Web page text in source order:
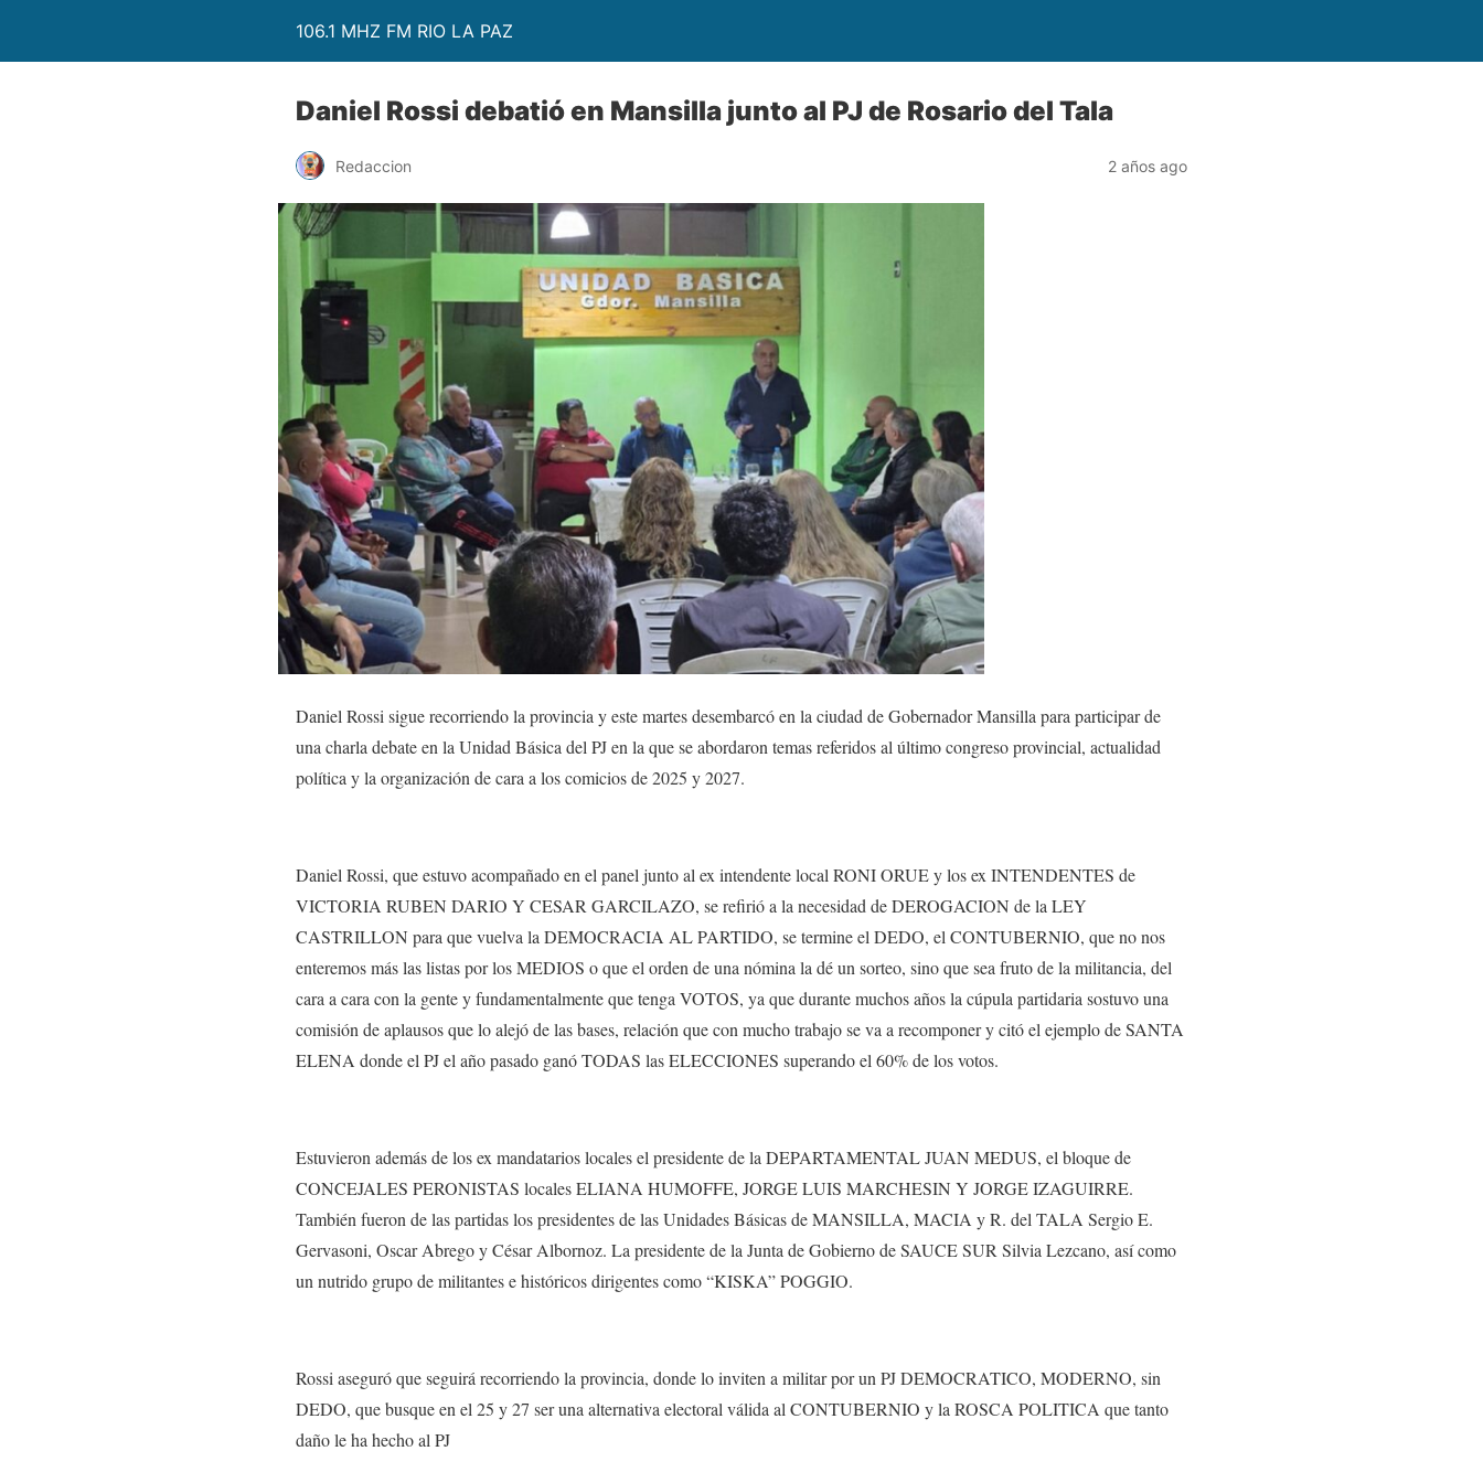
106.1 MHZ FM RIO LA PAZ
Daniel Rossi debatió en Mansilla junto al PJ de Rosario del Tala
Redaccion 2 años ago
Daniel Rossi sigue recorriendo la provincia y este martes desembarcó en la ciudad de Gobernador Mansilla para participar de
una charla debate en la Unidad Básica del PJ en la que se abordaron temas referidos al último congreso provincial, actualidad
política y la organización de cara a los comicios de 2025 y 2027.
Daniel Rossi, que estuvo acompañado en el panel junto al ex intendente local RONI ORUE y los ex INTENDENTES de
VICTORIA RUBEN DARIO Y CESAR GARCILAZO, se refirió a la necesidad de DEROGACION de la LEY
CASTRILLON para que vuelva la DEMOCRACIA AL PARTIDO, se termine el DEDO, el CONTUBERNIO, que no nos
enteremos más las listas por los MEDIOS o que el orden de una nómina la dé un sorteo, sino que sea fruto de la militancia, del
cara a cara con la gente y fundamentalmente que tenga VOTOS, ya que durante muchos años la cúpula partidaria sostuvo una
comisión de aplausos que lo alejó de las bases, relación que con mucho trabajo se va a recomponer y citó el ejemplo de SANTA
ELENA donde el PJ el año pasado ganó TODAS las ELECCIONES superando el 60% de los votos.
Estuvieron además de los ex mandatarios locales el presidente de la DEPARTAMENTAL JUAN MEDUS, el bloque de
CONCEJALES PERONISTAS locales ELIANA HUMOFFE, JORGE LUIS MARCHESIN Y JORGE IZAGUIRRE.
También fueron de las partidas los presidentes de las Unidades Básicas de MANSILLA, MACIA y R. del TALA Sergio E.
Gervasoni, Oscar Abrego y César Albornoz. La presidente de la Junta de Gobierno de SAUCE SUR Silvia Lezcano, así como
un nutrido grupo de militantes e históricos dirigentes como “KISKA” POGGIO.
Rossi aseguró que seguirá recorriendo la provincia, donde lo inviten a militar por un PJ DEMOCRATICO, MODERNO, sin
DEDO, que busque en el 25 y 27 ser una alternativa electoral válida al CONTUBERNIO y la ROSCA POLITICA que tanto
daño le ha hecho al PJ